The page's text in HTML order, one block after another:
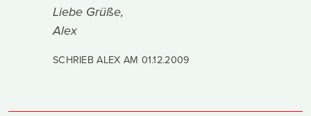
Liebe Grüße,
Alex
SCHRIEB ALEX AM 01.12.2009